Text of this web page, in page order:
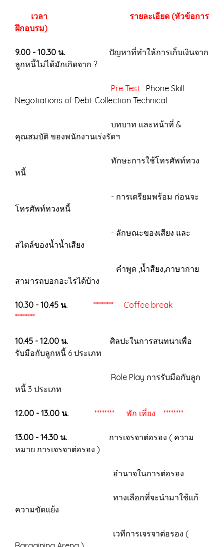
เวลา
รายละเอียด (หัวข้อการ
ฝึกอบรม)
9.00 - 10.30 น.
ปัญหาที่ทำให้การเก็บเงินจาก
ลูกหนี้ไม่ได้มักเกิดจาก ?
Pre Test Phone Skill
Negotiations of Debt Collection Technical
บทบาท และหน้าที่ &
คุณสมบัติ ของพนักงานเร่งรัดฯ
ทักษะการใช้โทรศัพท์ทวง
หนี้
- การเตรียมพร้อม ก่อนจะ
โทรศัพท์ทวงหนี้
- ลักษณะของเสียง และ
สไตล์ของน้ำน้ำเสียง
- คำพูด ,น้ำสียง,ภาษากาย
สามารถบอกอะไรได้บ้าง
10.30 - 10.45 น.
******** Coffee break
********
10.45 - 12.00 น. ศิลปะในการสนทนาเพื่อ
รับมือกับลูกหนี้ 6 ประเภท
Role Play การรับมือกับลูก
หนี้ 3 ประเภท
12.00 - 13.00 น. ******** พัก เที่ยง ********
13.00 - 14.30 น.
การเจรจาต่อรอง ( ความ
หมาย การเจรจาต่อรอง )
อำนาจในการต่อรอง
ทางเลือกที่จะนำมาใช้แก้
ความขัดแย้ง
เวทีการเจรจาต่อรอง (